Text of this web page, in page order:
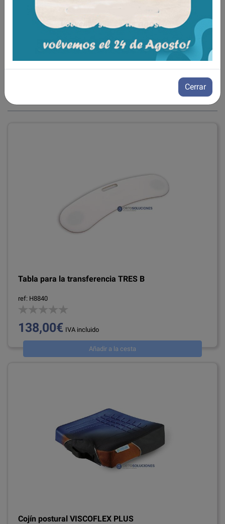
Aún no existen valoraciones para este
producto.
Tabla para la transferencia TRES B
ref: H8840
138,00€ IVA incluido
Añadir a la cesta
Cojín postural VISCOFLEX PLUS
Cerrar